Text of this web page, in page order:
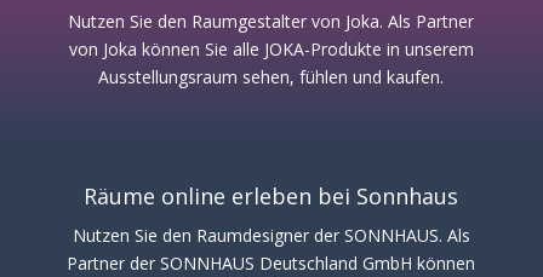
Nutzen Sie den Raumgestalter von Joka. Als Partner
von Joka können Sie alle JOKA-Produkte in unserem
Ausstellungsraum sehen, fühlen und kaufen.
Räume online erleben bei Sonnhaus
Nutzen Sie den Raumdesigner der SONNHAUS. Als
Partner der SONNHAUS Deutschland GmbH können